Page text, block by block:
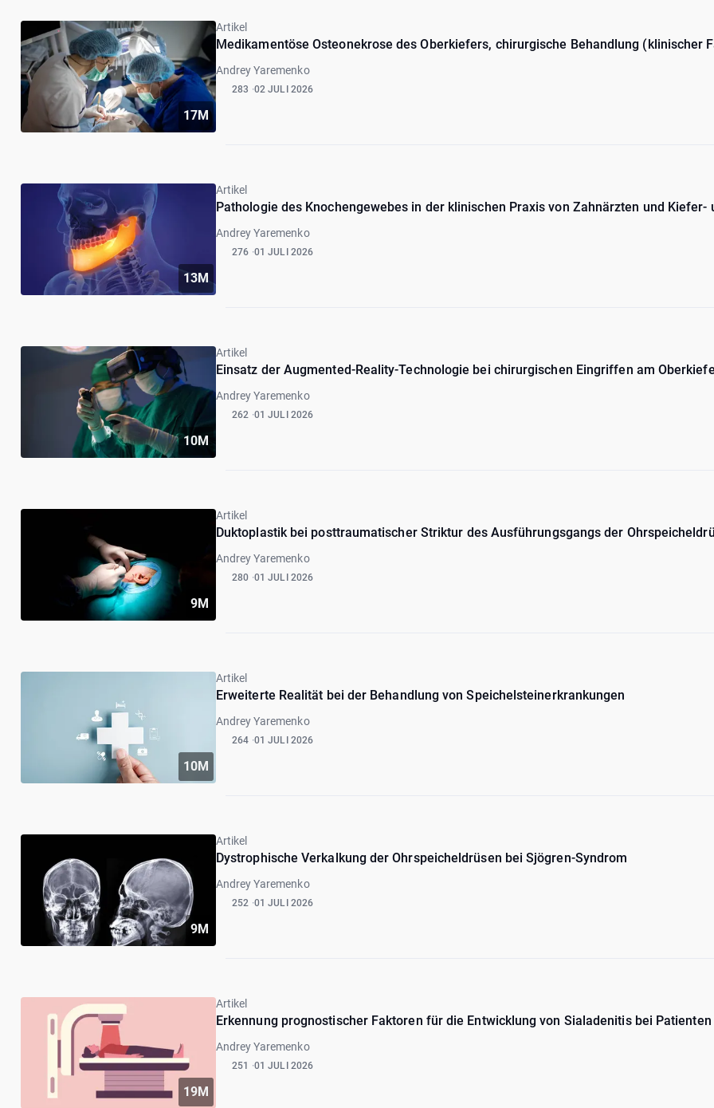
17M
Artikel
Medikamentöse Osteonekrose des Oberkiefers, chirurgische Behandlung (klinischer
Andrey Yaremenko
283 02 JULI 2026
13M
Artikel
Pathologie des Knochengewebes in der klinischen Praxis von Zahnärzten und Kiefer-
Andrey Yaremenko
276 01 JULI 2026
10M
Artikel
Einsatz der Augmented-Reality-Technologie bei chirurgischen Eingriffen am
Andrey Yaremenko
262 01 JULI 2026
9M
Artikel
Duktoplastik bei posttraumatischer Striktur des Ausführungsgangs der
Andrey Yaremenko
280 01 JULI 2026
10M
Artikel
Erweiterte Realität bei der Behandlung von Speichelsteinerkrankungen
Andrey Yaremenko
264 01 JULI 2026
9M
Artikel
Dystrophische Verkalkung der Ohrspeicheldrüsen bei Sjögren-Syndrom
Andrey Yaremenko
252 01 JULI 2026
19M
Artikel
Erkennung prognostischer Faktoren für die Entwicklung von Sialadenitis bei
Andrey Yaremenko
251 01 JULI 2026